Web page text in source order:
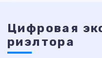
Цифровая
риэлтора